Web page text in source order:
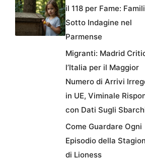
il 118 per Fame:
Sotto Indagine nel
Parmense
Migranti: Madrid
l’Italia per il Maggior
Numero di Arrivi
in UE, Viminale
con Dati Sugli
Come Guardare Ogni
Episodio della
di Lioness